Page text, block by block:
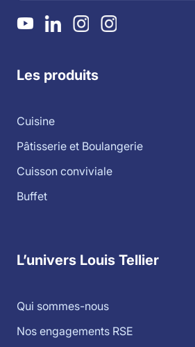
Les produits
Cuisine
Pâtisserie et Boulangerie
Cuisson conviviale
Buffet
L’univers Louis Tellier
Qui sommes-nous
Nos engagements RSE